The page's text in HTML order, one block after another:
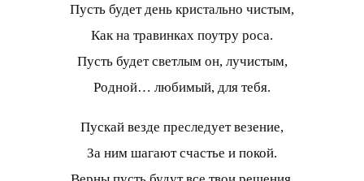
Пусть будет день кристально чистым,
Как на травинках поутру роса.
Пусть будет светлым он, лучистым,
Родной… любимый, для тебя.
Пускай везде преследует везение,
За ним шагают счастье и покой.